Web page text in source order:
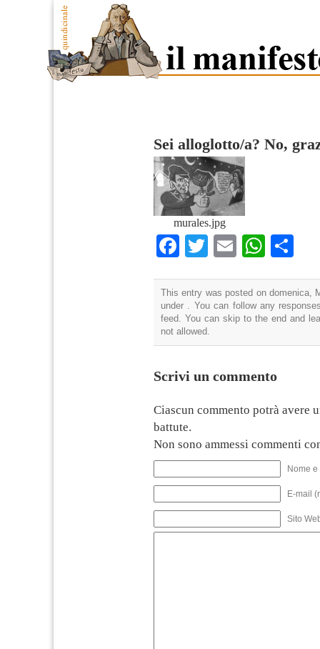
Sei alloglotto/a? No,
murales.jpg
Facebook
TwitterEmail
This entry was posted on domenica,
under . You can follow any
feed. You can skip to the end and
not allowed.
Scrivi un commento
Ciascun commento potrà avere
battute.
Non sono ammessi commenti
Nome
E-mail
Sito